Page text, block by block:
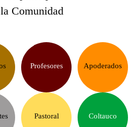
Comunidad
Profesores Apoderados
Pastoral Coltauco